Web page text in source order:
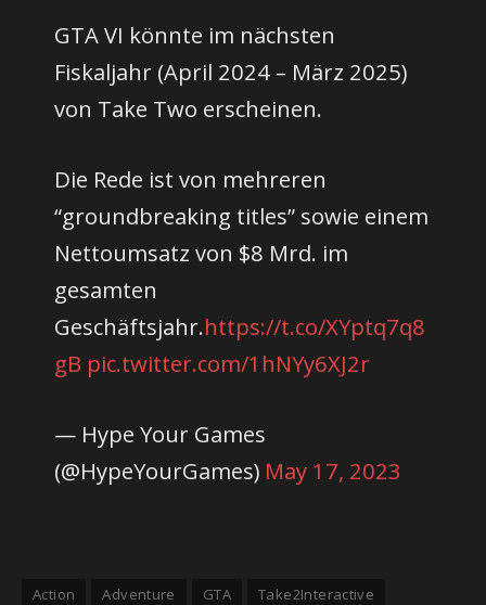
GTA VI könnte im nächsten
Fiskaljahr (April 2024 – März 2025)
von Take Two erscheinen.
Die Rede ist von mehreren
“groundbreaking titles” sowie einem
Nettoumsatz von $8 Mrd. im
gesamten
Geschäftsjahr.https://t.co/XYptq7q8
gB pic.twitter.com/1hNYy6XJ2r
— Hype Your Games
(@HypeYourGames) May 17, 2023
Action Adventure GTA Take2Interactive